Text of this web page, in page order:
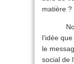
matière ?
Nous
l’idée
le
social de